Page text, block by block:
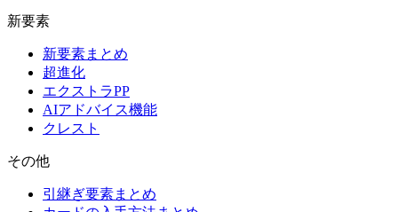
新要素
新要素まとめ
超進化
エクストラPP
AIアドバイス機能
クレスト
その他
引継ぎ要素まとめ